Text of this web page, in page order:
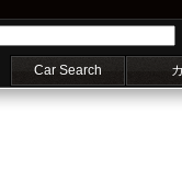
Car Search